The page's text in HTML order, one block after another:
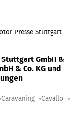
Presse Stuttgart
GmbH &
& Co. KG und
Caravaning Cavallo